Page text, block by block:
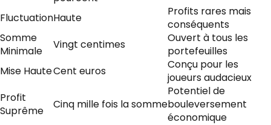
FluctuationHaute
Profits rares mais
conséquents
Somme
Minimale
Vingt centimes
Ouvert à tous les
portefeuilles
Mise HauteCent euros
Conçu pour les
joueurs audacieux
Profit
Suprême
Cinq mille fois la somme
Potentiel de
bouleversement
économique